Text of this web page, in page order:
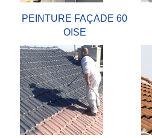
PEINTURE FAÇADE 60
OISE